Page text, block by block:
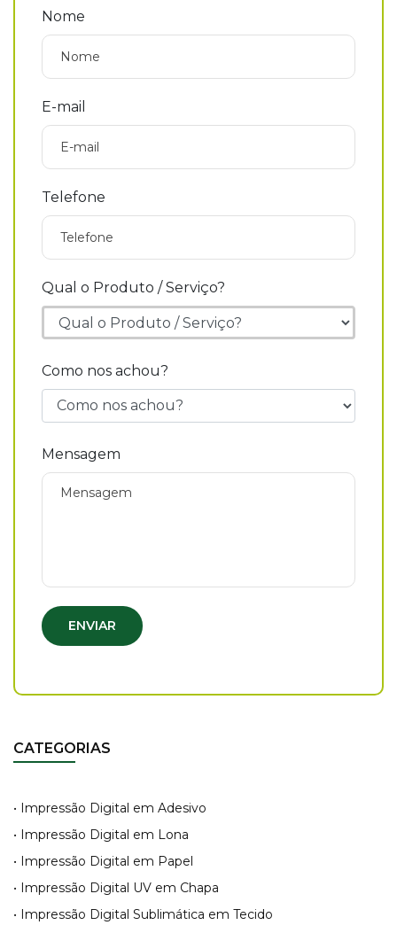
Nome
E-mail
Telefone
Qual o Produto / Serviço?
Como nos achou?
Mensagem
ENVIAR
CATEGORIAS
• Impressão Digital em Adesivo
• Impressão Digital em Lona
• Impressão Digital em Papel
• Impressão Digital UV em Chapa
• Impressão Digital Sublimática em Tecido